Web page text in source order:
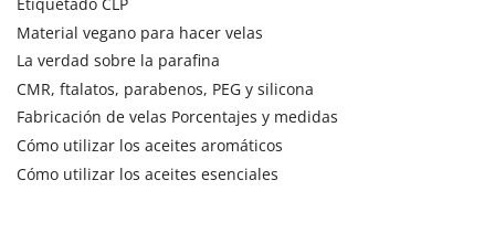
Material vegano para hacer velas
La verdad sobre la parafina
CMR, ftalatos, parabenos, PEG y silicona
Fabricación de velas Porcentajes y medidas
Cómo utilizar los aceites aromáticos
Cómo utilizar los aceites esenciales